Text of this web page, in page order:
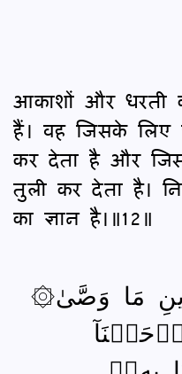
आकाशों और धरती
हैं। वह जिसके लिए
कर देता है और
तुली कर देता है।
का ज्ञान है।॥12॥
۞شَرَعَ لَكُم مِّنَ ٱلدِّينِ مَا وَصَّىٰ